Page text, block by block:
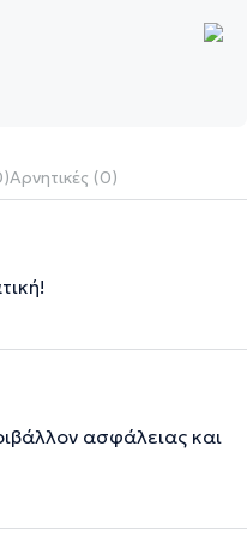
Αρνητικές (0)
ασφάλειας και